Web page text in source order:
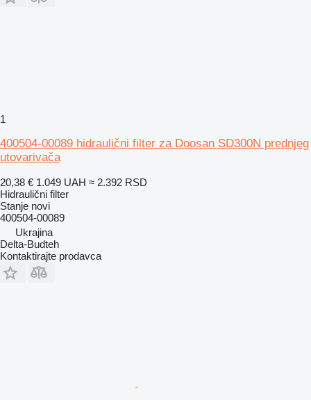
1
400504-00089 hidraulični filter za Doosan SD300N prednjeg
utovarivača
20,38 € 1.049 UAH ≈ 2.392 RSD
Hidraulični filter
Stanje novi
400504-00089
Ukrajina
Delta-Budteh
Kontaktirajte prodavca